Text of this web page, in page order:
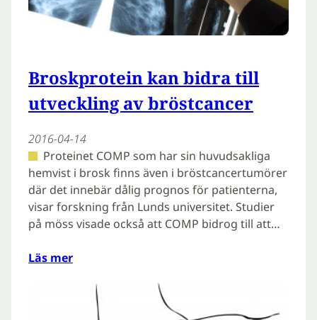
Broskprotein kan bidra till
utveckling av bröstcancer
2016-04-14
Proteinet COMP som har sin huvudsakliga
hemvist i brosk finns även i bröstcancertumörer
där det innebär dålig prognos för patienterna,
visar forskning från Lunds universitet. Studier
på möss visade också att COMP bidrog till att…
Läs mer